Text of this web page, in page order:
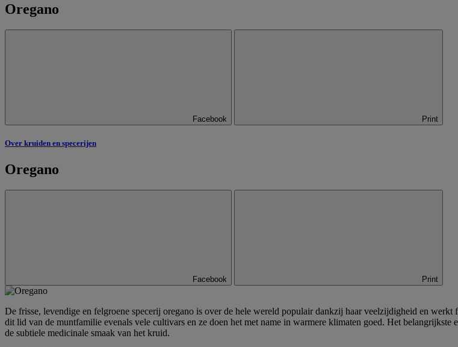
Oregano
Facebook Print
Over kruiden en specerijen
Oregano
Facebook Print
De frisse, levendige en felgroene specerij oregano is over de hele wereld populair dankzij haar veelzijdigheid en
dit lid van de muntfamilie evenals vele cultivars en ze doen het met name in warmere klimaten goed. Het
de subtiele medicinale smaak van het kruid.